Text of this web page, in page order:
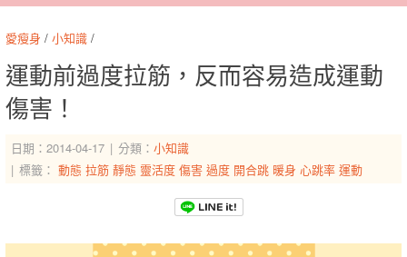
愛瘦身 / 小知識 /
運動前過度拉筋，反而容易造成運動
傷害！
日期：2014-04-17 分類： 小知識
標籤： 動態 拉筋 靜態 靈活度 傷害 過度 開合跳 暖身 心跳率 運動